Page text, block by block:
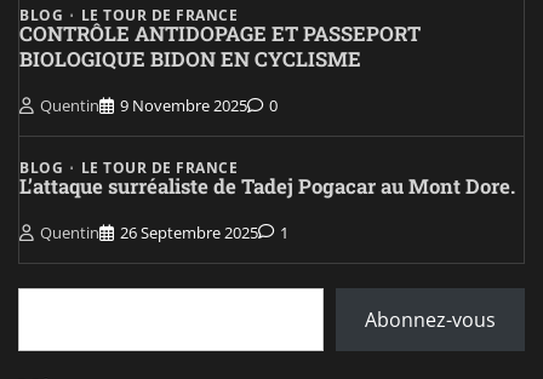
BLOG LE TOUR DE FRANCE
CONTRÔLE ANTIDOPAGE ET PASSEPORT
BIOLOGIQUE BIDON EN CYCLISME
Quentin 9 Novembre 2025 0
BLOG LE TOUR DE FRANCE
L’attaque surréaliste de Tadej Pogacar au Mont Dore.
Quentin 26 Septembre 2025 1
Saisissez votre adresse e-mail…
Abonnez-vous